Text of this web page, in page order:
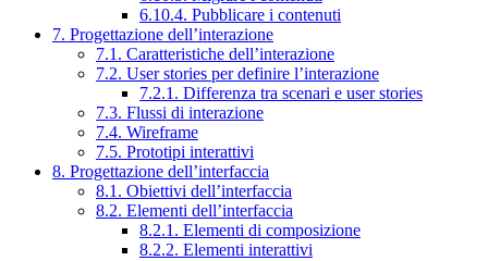
6.10.4. Pubblicare i contenuti
7. Progettazione dell’interazione
7.1. Caratteristiche dell’interazione
7.2. User stories per definire l’interazione
7.2.1. Differenza tra scenari e user stories
7.3. Flussi di interazione
7.4. Wireframe
7.5. Prototipi interattivi
8. Progettazione dell’interfaccia
8.1. Obiettivi dell’interfaccia
8.2. Elementi dell’interfaccia
8.2.1. Elementi di composizione
8.2.2. Elementi interattivi